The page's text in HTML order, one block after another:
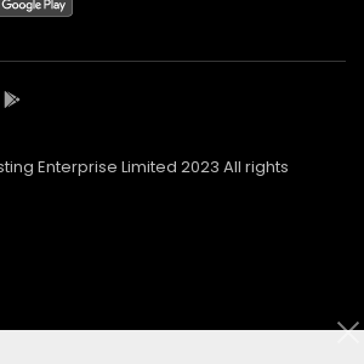
Enterprise Limited 2023 All rights